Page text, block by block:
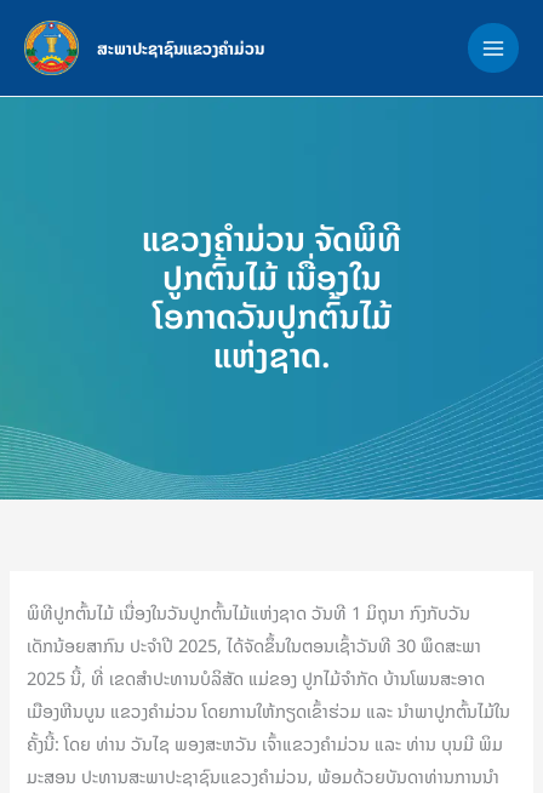
content
ສະພາປະຊາຊົນແຂວງຄຳມ່ວນ
ແຂວງຄຳມ່ວນ ຈັດພິທີ
ປູກຕົ້ນໄມ້ ເນື່ອງໃນ
ໂອກາດວັນປູກຕົ້ນໄມ້
ແຫ່ງຊາດ.
ພິທີປູກຕົ້ນໄມ້ ເນື່ອງໃນວັນປູກຕົ້ນໄມ້ແຫ່ງຊາດ ວັນທີ 1 ມິຖຸນາ ກົງກັບວັນ
ເດັກນ້ອຍສາກົນ ປະຈໍາປີ 2025, ໄດ້ຈັດຂຶ້ນໃນຕອນເຊົ້າວັນທີ 30 ພຶດສະພາ
2025 ນີ້, ທີ່ ເຂດສຳປະທານບໍລິສັດ ແມ່ຂອງ ປູກໄມ້ຈຳກັດ ບ້ານໂພນສະອາດ
ເມືອງຫີນບູນ ແຂວງຄຳມ່ວນ ໂດຍການໃຫ້ກຽດເຂົ້າຮ່ວມ ແລະ ນໍາພາປູກຕົ້ນໄມ້ໃນ
ຄັ້ງນີ້: ໂດຍ ທ່ານ ວັນໄຊ ພອງສະຫວັນ ເຈົ້າແຂວງຄຳມ່ວນ ແລະ ທ່ານ ບຸນມີ ພິມ
ມະສອນ ປະທານສະພາປະຊາຊົນແຂວງຄຳມ່ວນ, ພ້ອມດ້ວຍບັນດາທ່ານການນຳ